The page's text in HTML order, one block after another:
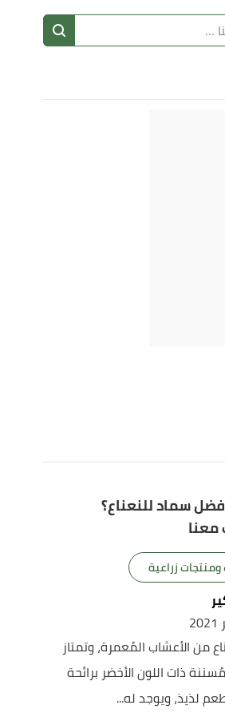
سماد للنعناع؟
ومنتجات زراعية
من الأعشاب المُعمرة، وتمتاز
ذات اللون الأخضر برائحة
لذيذ، ويوجد له...